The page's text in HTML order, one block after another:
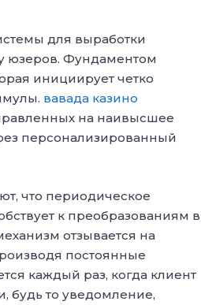
для выработки
юзеров. Фундаментом
инициирует четко
вавада казино
на наивысшее
персонализированный
что периодическое
к преобразованиям в
отзывается на
постоянные
каждый раз, когда клиент
будь то уведомление,